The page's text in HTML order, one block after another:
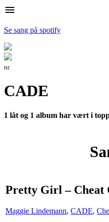
menu
Se sang på spotify
nr.
CADE
1 låt og 1 album har vært i
Pretty Girl – Cheat
Maggie Lindemann, CADE,